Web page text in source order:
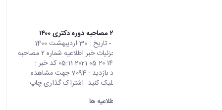
- تاریخ : 30 اردیبهشت 1400
صفحه اصلی جزئیات خبر اطلاعیه شماره ۲ مصاحبه
دوره دکتری ۱۴۰۰ 20 05 2021 05:11 کد خبر :
696777 تعداد بازدید : 7094 جهت مشاهده
اطلاعیه اینجا کلیک کنید. اشتراک گذاری چاپ
اطلاعیه ها